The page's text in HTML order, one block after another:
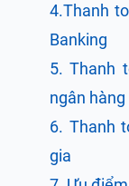
4.Thanh
Banking
5. Thanh
ngân hàng
6. Thanh
gia